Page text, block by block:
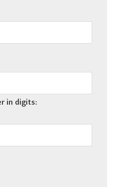
in digits: